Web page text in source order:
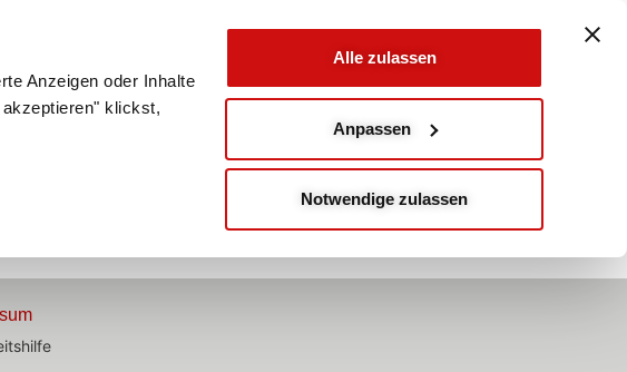
Anzeigen oder Inhalte
klickst,
Alle zulassen
Anpassen
Notwendige zulassen